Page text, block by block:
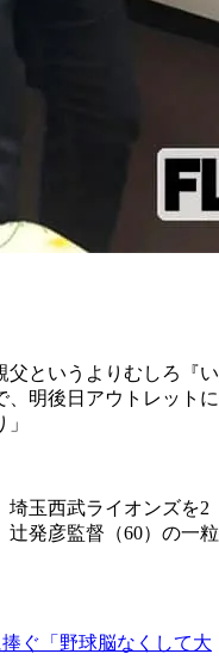
父というよりむしろ『い
、明後日アウトレットに
玉西武ライオンズを2
辻発彦監督（60）の一粒
ぐ「野球脳なくして大